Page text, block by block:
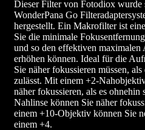
Dieser Filter von Fotodiox wurde
WonderPana Go
hergestellt. Ein Makrofilter ist
Sie die minimale
und so den effektiven
erhöhen können. Ideal für die
Sie näher fokussieren müssen,
zulässt. Mit einem +2-
näher fokussieren, als es
Nahlinse können Sie näher
einem +10-Objektiv können Sie
einem +4.